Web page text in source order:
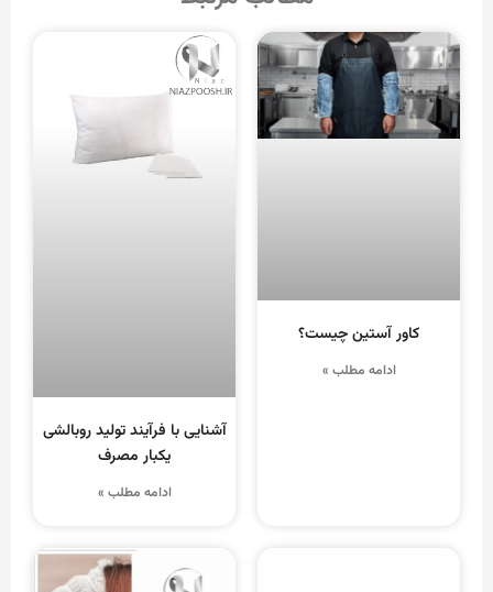
کاور آستین چیست؟
ادامه مطلب »
آشنایی با فرآیند تولید روبالشی
یکبار مصرف
ادامه مطلب »